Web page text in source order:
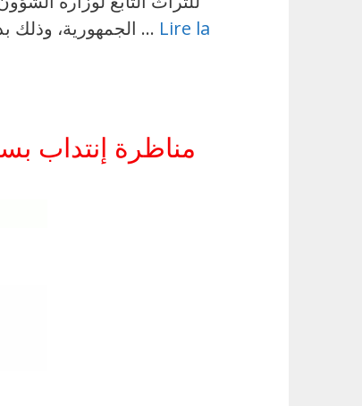
الجمهورية، وذلك بداية من 21 سبتمبر 2026 والأيام الموالية. وتأتي هذه المناظرة في إطار تعزيز الموارد البشرية المكلفة … Lire la
مناظرة إنتداب بسلك